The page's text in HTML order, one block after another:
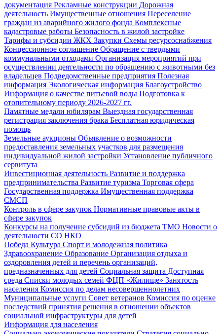
документация Рекламные конструкции Дорожная
деятельность Имущественные отношения Переселение
граждан из аварийного жилого фонда Комплексные
кадастровые работы Безопасность в жилой застройке
Тарифы и субсидии ЖКХ Закупки Схемы ресурсоснабжения
Концессионное соглашение Обращение с твердыми
коммунальными отходами Организация мероприятий при
осуществлении деятельности по обращению с животными без
владельцев Подведомственные предприятия Полезная
информация Экологическая информация Благоустройство
Информация о качестве питьевой воды Подготовка к
отопительному периоду 2026-2027 гг.
Памятные медали юбилярам Выездная государственная
регистрация заключения брака Бесплатная юридическая
помощь
Земельные аукционы Объявление о возможности
предоставления земельных участков для размещения
индивидуальной жилой застройки Установление публичного
сервитута
Инвестиционная деятельность Развитие и поддержка
предпринимательства Развитие туризма Торговая сфера
Государственная поддержка Имущественная поддержка
СМСП
Контроль в сфере закупок Нормативные правовые акты в
сфере закупок
Конкурсы на получение субсидий из бюджета ТМО Новости о
деятельности СО НКО
Победа Культура Спорт и молодежная политика
Здравоохранение Образование Организация отдыха и
оздоровления детей и перечень организаций,
предназначенных для детей Социальная защита Доступная
среда Списки молодых семей ФЦП «Жилище» Занятость
населения Комиссия по делам несовершеннолетних
Муниципальные услуги Совет ветеранов Комиссия по оценке
последствий принятия решения в отношении объектов
социальной инфраструктуры для детей
Информация для населения